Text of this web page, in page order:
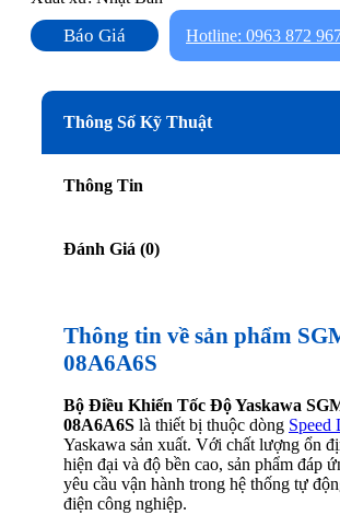
Báo Giá Hotline: 0963 872
Thông Số Kỹ Thuật
Thông Tin
Đánh Giá (0)
Thông tin về sản phẩm
08A6A6S
Bộ Điều Khiển Tốc Độ Yaskawa
08A6A6S là thiết bị thuộc dòng Speed
Yaskawa sản xuất. Với chất lượng ổn
hiện đại và độ bền cao, sản phẩm đáp
yêu cầu vận hành trong hệ thống tự
điện công nghiệp.